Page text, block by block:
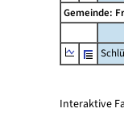
Gemeinde:
Interaktive